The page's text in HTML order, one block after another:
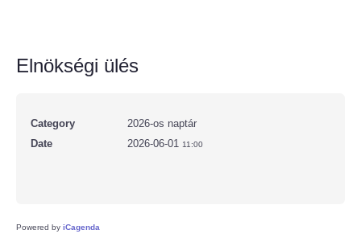
Elnökségi ülés
Category
2026-os naptár
Date
2026-06-01 11:00
Powered by iCagenda